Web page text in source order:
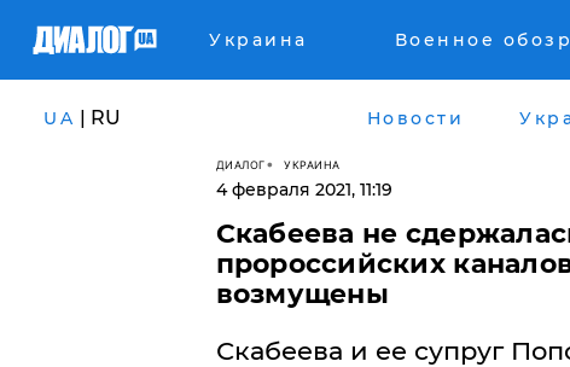
Украина Военное
UA | RU Новости
ДИАЛОГ УКРАИНА
4 февраля 2021, 11:19
Скабеева не
пророссийских
возмущены
Скабеева и ее супруг